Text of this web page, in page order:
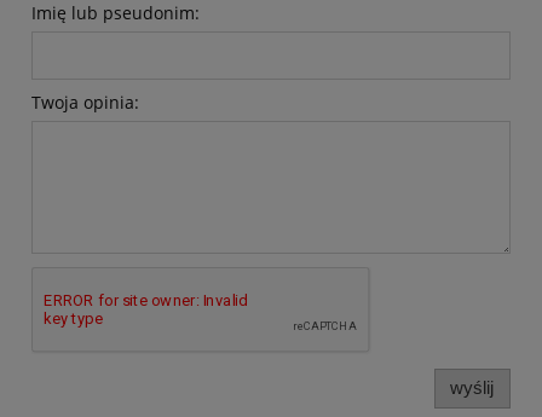
Imię lub pseudonim:
Twoja opinia:
wyślij